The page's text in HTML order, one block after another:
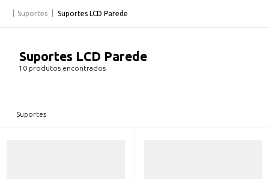
Suportes Suportes LCD Parede
Suportes LCD Parede
10 produtos encontrados
Suportes